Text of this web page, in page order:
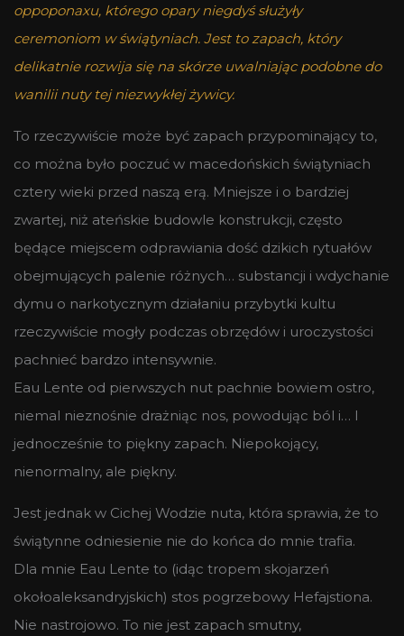
oppoponaxu, którego opary niegdyś służyły
ceremoniom w świątyniach. Jest to zapach, który
delikatnie rozwija się na skórze uwalniając podobne do
wanilii nuty tej niezwykłej żywicy.
To rzeczywiście może być zapach przypominający to,
co można było poczuć w macedońskich świątyniach
cztery wieki przed naszą erą. Mniejsze i o bardziej
zwartej, niż ateńskie budowle konstrukcji, często
będące miejscem odprawiania dość dzikich rytuałów
obejmujących palenie różnych… substancji i wdychanie
dymu o narkotycznym działaniu przybytki kultu
rzeczywiście mogły podczas obrzędów i uroczystości
pachnieć bardzo intensywnie.
Eau Lente od pierwszych nut pachnie bowiem ostro,
niemal nieznośnie drażniąc nos, powodując ból i… I
jednocześnie to piękny zapach. Niepokojący,
nienormalny, ale piękny.
Jest jednak w Cichej Wodzie nuta, która sprawia, że to
świątynne odniesienie nie do końca do mnie trafia.
Dla mnie Eau Lente to (idąc tropem skojarzeń
okołoaleksandryjskich) stos pogrzebowy Hefajstiona.
Nie nastrojowo. To nie jest zapach smutny,